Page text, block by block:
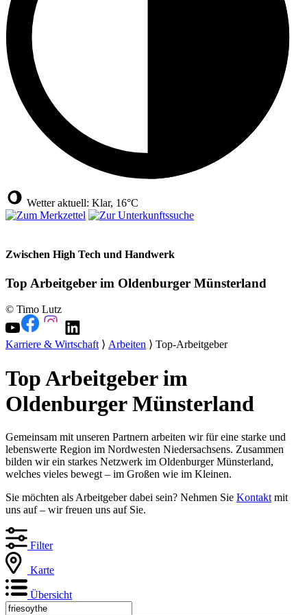
Wetter aktuell: Klar, 16°C
Zwischen High Tech und Handwerk
Top Arbeitgeber im Oldenburger Münsterland
© Timo Lutz
Karriere & Wirtschaft⟩ Arbeiten ⟩ Top-Arbeitgeber
Top Arbeitgeber im
Oldenburger Münsterland
Gemeinsam mit unseren Partnern arbeiten wir für eine starke und
lebenswerte Region im Nordwesten Niedersachsens. Zusammen
bilden wir ein starkes Netzwerk im Oldenburger Münsterland,
welches vieles bewegt – im Großen wie im Kleinen.
Sie möchten als Arbeitgeber dabei sein? Nehmen Sie Kontakt mit
uns auf – wir freuen uns auf Sie.
Filter
Karte
Übersicht